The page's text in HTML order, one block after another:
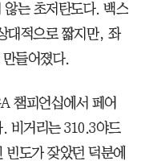
는 초저탄도다. 백스
대적으로 짧지만, 좌
들어졌다.
챔피언십에서 페어
비거리는 310.3야드
도가 잦았던 덕분에